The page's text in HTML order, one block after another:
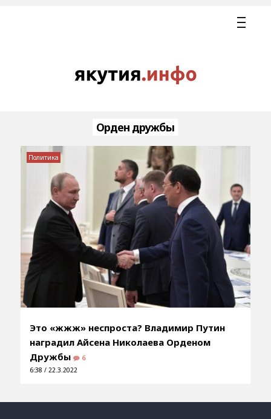
Орден дружбы
Это «жжж» неспроста? Владимир Путин
наградил Айсена Николаева Орденом
Дружбы
6
6:38 / 22.3.2022
Политика